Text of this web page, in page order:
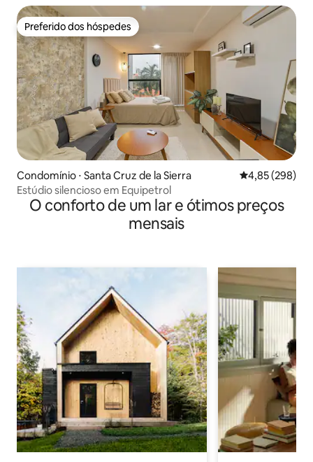
Preferido dos hóspedes
Preferido dos hóspedes
Condomínio ⋅ Santa Cruz de la Sierra 4,85 de uma
4,85 (298)
Estúdio silencioso em Equipetrol
O conforto de um lar e ótimos preços
mensais